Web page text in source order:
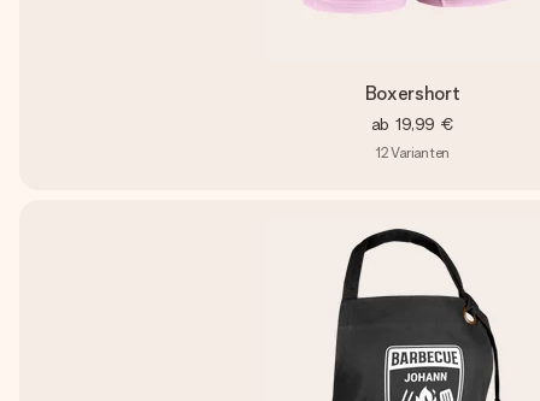
Boxershort
ab 19,99 €
12Varianten